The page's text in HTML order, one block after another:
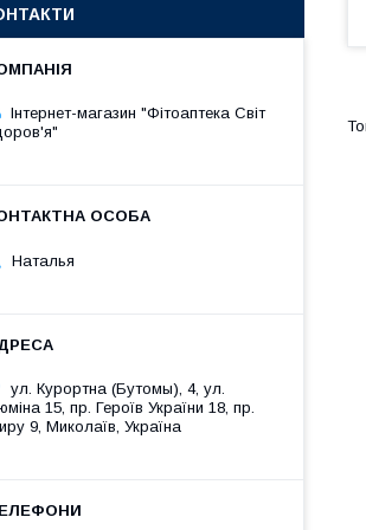
Інтернет-магазин "Фітоаптека Світ
Наталья
ул. Курортна (Бутомы), 4, ул.
15, пр. Героїв України 18, пр.
9, Миколаїв, Україна